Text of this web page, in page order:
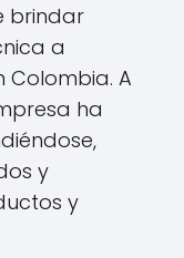
brindar
a
Colombia. A
ha
y
y